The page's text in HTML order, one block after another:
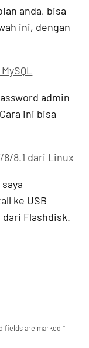
anda, bisa
ini, dengan
admin
ini bisa
8/8.1 dari Linux
ke USB
Flashdisk.
fields are marked*